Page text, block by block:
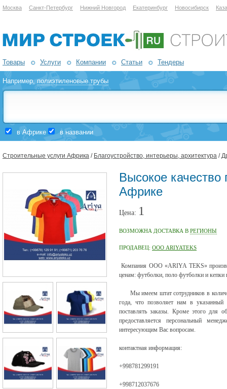
Москва Санкт-Петербург Нижний Новгород Екатеринбург Новосибирск
Товары Услуги Компании Статьи Тендеры
Например,полиэтиленовые трубы
в Африке в названии
Строительные услуги Африка / Благоустройство, интерьеры, архитектура /
Высокое
Африке
Цена: 1
ВОЗМОЖНА ДОСТАВКА В РЕГИОНЫ
ПРОДАВЕЦ: ООО ARIYATEKS
Компания OOO «ARIYA TEKS»
ценам: футболки, поло футболки и
Мы имеем штат сотрудников в
года, что позволяет нам в
поставлять заказы. Кроме этого для
предоставляется персональный
интересующим Вас вопросам.
контактная информация:
+998781299191
+998712037676